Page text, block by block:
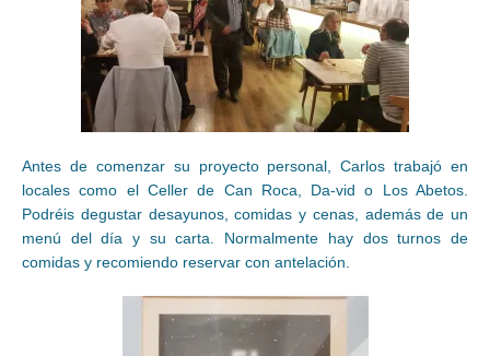
Antes de comenzar su proyecto personal, Carlos trabajó en
locales como el Celler de Can Roca, Da-vid o Los Abetos.
Podréis degustar desayunos, comidas y cenas, además de un
menú del día y su carta. Normalmente hay dos turnos de
comidas y recomiendo reservar con antelación.